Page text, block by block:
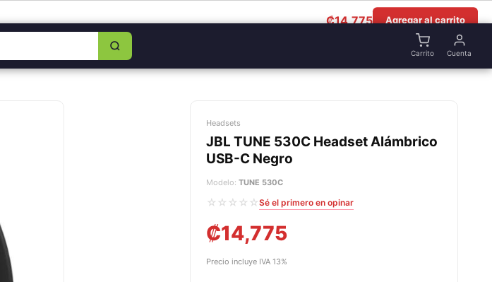
Carrito Cuenta
₡14,775 Agregar al carrito
Headsets
JBL TUNE 530C Headset Alámbrico
USB-C Negro
Modelo: TUNE 530C
☆☆☆☆☆Sé el primero en opinar
₡14,775
Precio incluye IVA 13%